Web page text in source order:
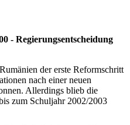
- Regierungsentscheidung
der erste Reformschritt
nach einer neuen
Allerdings blieb die
zum Schuljahr 2002/2003